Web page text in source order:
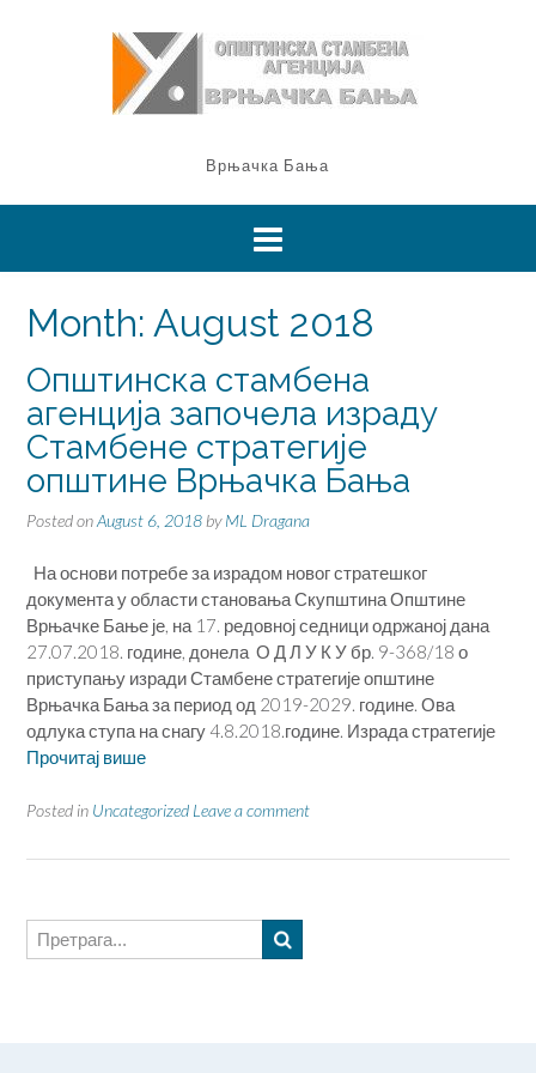
Врњачка Бања
Month: August 2018
Општинска стамбена
агенција започела израду
Стамбене стратегије
општине Врњачка Бања
Posted onAugust 6, 2018 byML Dragana
На основи потребе за израдом новог стратешког
документа у области становања Скупштина Општине
Врњачке Бање је, на 17. редовној седници одржаној дана
27.07.2018. године, донела О Д Л У К У бр. 9-368/18 о
приступању изради Стамбене стратегије општине
Врњачка Бања за период од 2019-2029. године. Ова
одлука ступа на снагу 4.8.2018.године. Израда стратегије
Прочитај више
Posted in Uncategorized Leave a comment